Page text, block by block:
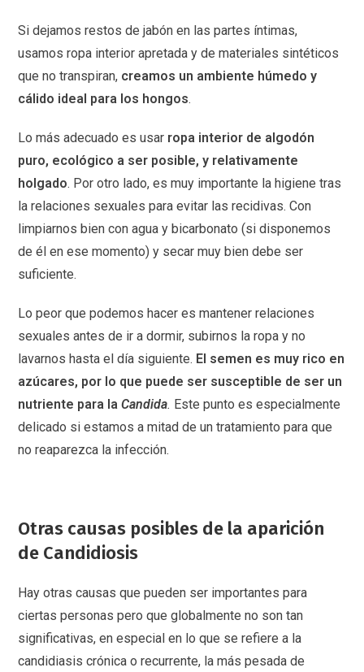
Si dejamos restos de jabón en las partes íntimas,
usamos ropa interior apretada y de materiales sintéticos
que no transpiran, creamos un ambiente húmedo y
cálido ideal para los hongos.
Lo más adecuado es usar ropa interior de algodón
puro, ecológico a ser posible, y relativamente
holgado. Por otro lado, es muy importante la higiene tras
la relaciones sexuales para evitar las recidivas. Con
limpiarnos bien con agua y bicarbonato (si disponemos
de él en ese momento) y secar muy bien debe ser
suficiente.
Lo peor que podemos hacer es mantener relaciones
sexuales antes de ir a dormir, subirnos la ropa y no
lavarnos hasta el día siguiente. El semen es muy rico en
azúcares, por lo que puede ser susceptible de ser un
nutriente para laCandida. Este punto es especialmente
delicado si estamos a mitad de un tratamiento para que
no reaparezca la infección.
Otras causas posibles de la aparición
de Candidiosis
Hay otras causas que pueden ser importantes para
ciertas personas pero que globalmente no son tan
significativas, en especial en lo que se refiere a la
candidiasis crónica o recurrente, la más pesada de